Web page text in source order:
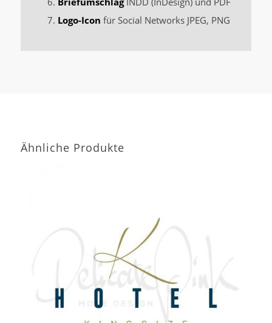
Logo-Icon für Social Networks JPEG, PNG
Ähnliche Produkte